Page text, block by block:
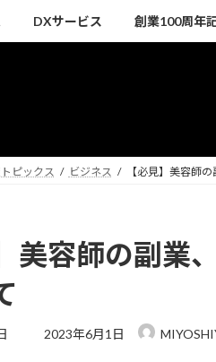
DXサービス 創業100周年
ピックス ビジネス 【必見】美容師
美容師の副業
最
2023年6月1日